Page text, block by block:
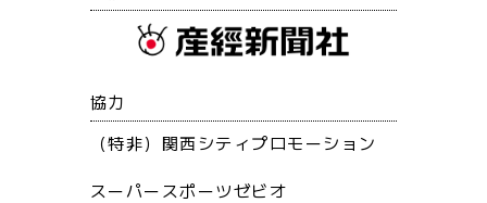
協力
（特非）関西シティプロモーション
スーパースポーツゼビオ